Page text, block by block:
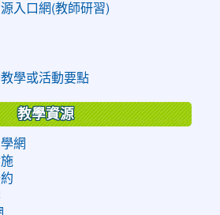
入口網(教師研習)
學或活動要點
教學資源
網